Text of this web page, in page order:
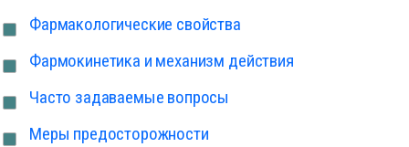
Фармакологические свойства
Фармокинетика и механизм действия
Часто задаваемые вопросы
Меры предосторожности